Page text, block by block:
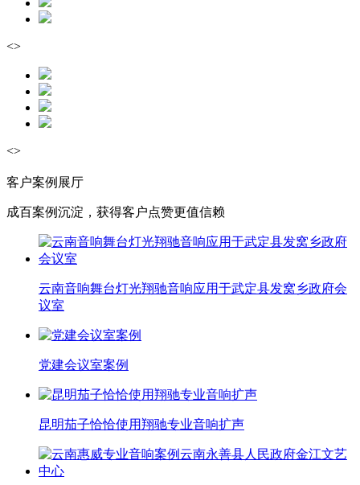
<>
<>
客户案例展厅
成百案例沉淀，获得客户点赞更值信赖
云南音响舞台灯光翔驰音响应用于武定县发窝乡政府会
议室
党建会议室案例
昆明茄子恰恰使用翔驰专业音响扩声